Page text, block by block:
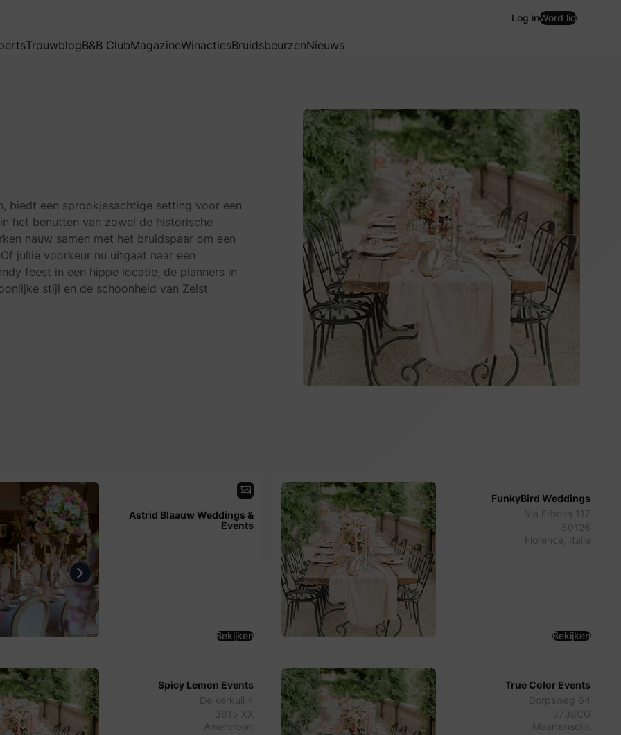
Log inWord lid
TrouwblogB&B ClubMagazineWinactiesBruidsbeurzenNieuws
biedt een sprookjesachtige setting voor een
het benutten van zowel de historische
nauw samen met het bruidspaar om een
jullie voorkeur nu uitgaat naar een
feest in een hippe locatie, de planners in
stijl en de schoonheid van Zeist
Next
Astrid Blaauw Weddings &
Events
Bekijken
FunkyBird Weddings
Via Erbosa 117
50126
Florence, Italie
Bekijken
Spicy Lemon Events
De kerkuil 4
3815 XX
Amersfoort
True Color Events
Dorpsweg 64
3738CG
Maartensdijk